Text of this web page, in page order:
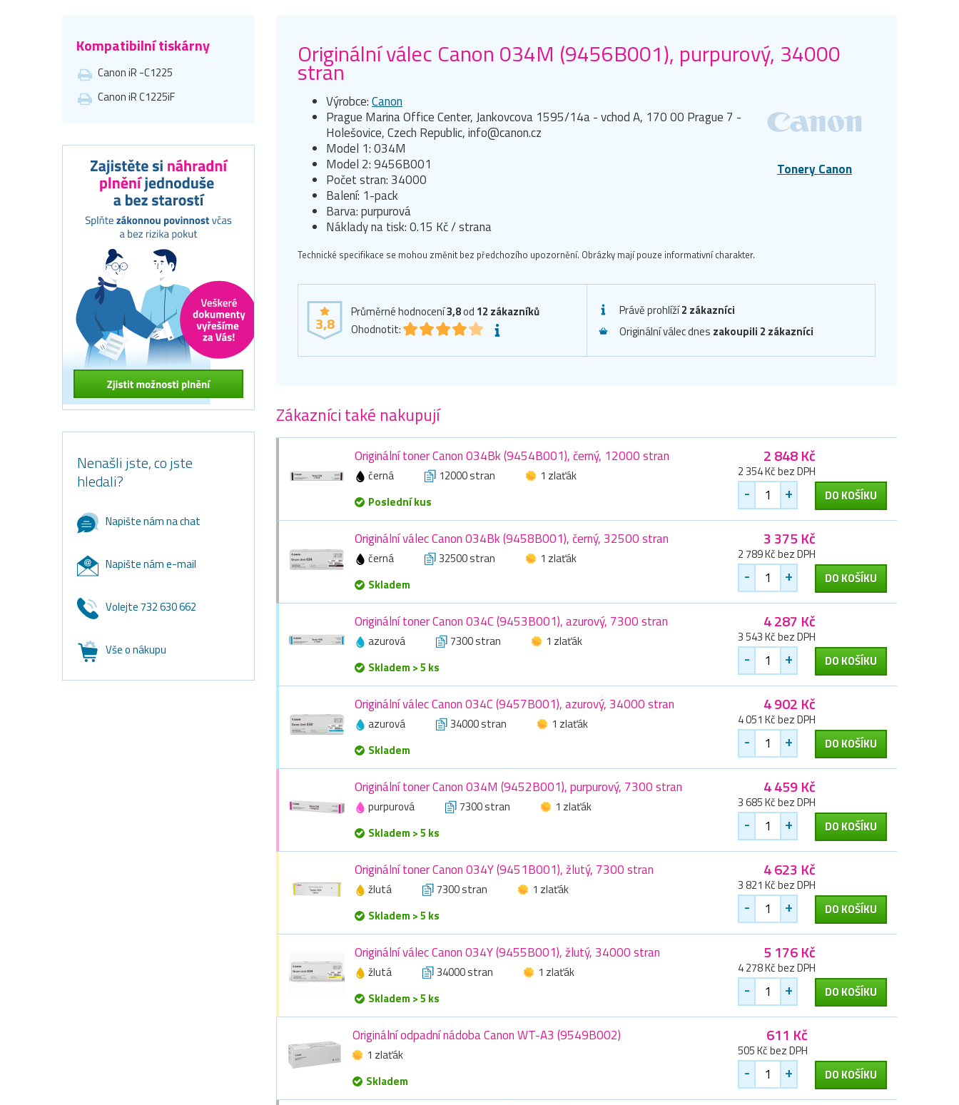
Kompatibilní tiskárny
Canon iR -C1225
Canon iR C1225iF
Nenašli jste, co jste
hledali?
Napište nám na chat
Napište nám e-mail
Volejte 732 630 662
Vše o nákupu
Originální válec Canon 034M (9456B001), purpurový, 34000
stran
Tonery Canon
Výrobce:Canon
Prague Marina Office Center, Jankovcova 1595/14a - vchod A, 170 00 Prague 7 -
Holešovice, Czech Republic, info@canon.cz
Model 1: 034M
Model 2: 9456B001
Počet stran: 34000
Balení: 1-pack
Barva: purpurová
Náklady na tisk: 0.15 Kč / strana
Technické specifikace se mohou změnit bez předchozího upozornění. Obrázky mají pouze informativní charakter.
3,8
Průměrné hodnocení3,8od 12 zákazníků
Ohodnotit:
Právě prohlíží2 zákazníci
Originální válec dnes zakoupili 2 zákazníci
Zákazníci také nakupují
Originální toner Canon 034Bk (9454B001), černý, 12000 stran
černá 12000 stran
1 zlaťák
Poslední kus
2 848 Kč
2 354 Kč bez DPH
- + DO KOŠÍKU
Originální válec Canon 034Bk (9458B001), černý, 32500 stran
černá 32500 stran
1 zlaťák
Skladem
3 375 Kč
2 789 Kč bez DPH
- + DO KOŠÍKU
Originální toner Canon 034C (9453B001), azurový, 7300 stran
azurová 7300 stran
1 zlaťák
Skladem > 5 ks
4 287 Kč
3 543 Kč bez DPH
- + DO KOŠÍKU
Originální válec Canon 034C (9457B001), azurový, 34000 stran
azurová 34000 stran
1 zlaťák
Skladem
4 902 Kč
4 051 Kč bez DPH
- + DO KOŠÍKU
Originální toner Canon 034M (9452B001), purpurový, 7300 stran
purpurová 7300 stran
1 zlaťák
Skladem > 5 ks
4 459 Kč
3 685 Kč bez DPH
- + DO KOŠÍKU
Originální toner Canon 034Y (9451B001), žlutý, 7300 stran
žlutá 7300 stran
1 zlaťák
Skladem > 5 ks
4 623 Kč
3 821 Kč bez DPH
- + DO KOŠÍKU
Originální válec Canon 034Y (9455B001), žlutý, 34000 stran
žlutá 34000 stran
1 zlaťák
Skladem > 5 ks
5 176 Kč
4 278 Kč bez DPH
- + DO KOŠÍKU
Originální odpadní nádoba Canon WT-A3 (9549B002)
1 zlaťák
Skladem
611 Kč
505 Kč bez DPH
- + DO KOŠÍKU